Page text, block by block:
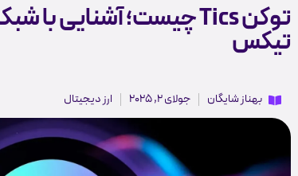
تیکس
بهناز شایگان جولای 2, 2025 ارز دیجیتال